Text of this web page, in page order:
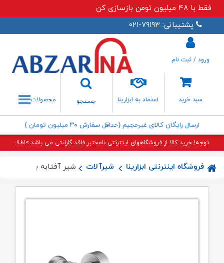
فقط با ۴۸ میلیون تومن بازسازی کن
پشتیبانی: ۷۹۱۹۳-۰۲۱
سبد خرید اعتماد به ابزارینا
جستجو
جستجو
ورود / ثبت نام
محصولات
ارسال رایگان کالای غیرحجیم (حداقل سفارش ۳۰ میلیون تومان )
توجه! خرید کالا از فروشگاههای اینترنتی نامعتبر فاقد گارانتی می باشد.>اطلاعات
فروشگاه اینترنتی ابزارینا شیرآلات شیر آفتابه بیزانس